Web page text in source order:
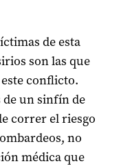
de esta
son las que
conflicto.
de un sinfín de
correr el riesgo
no
médica que